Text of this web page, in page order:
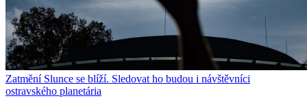
Zatmění Slunce se blíží. Sledovat ho budou i návštěvníci
ostravského planetária